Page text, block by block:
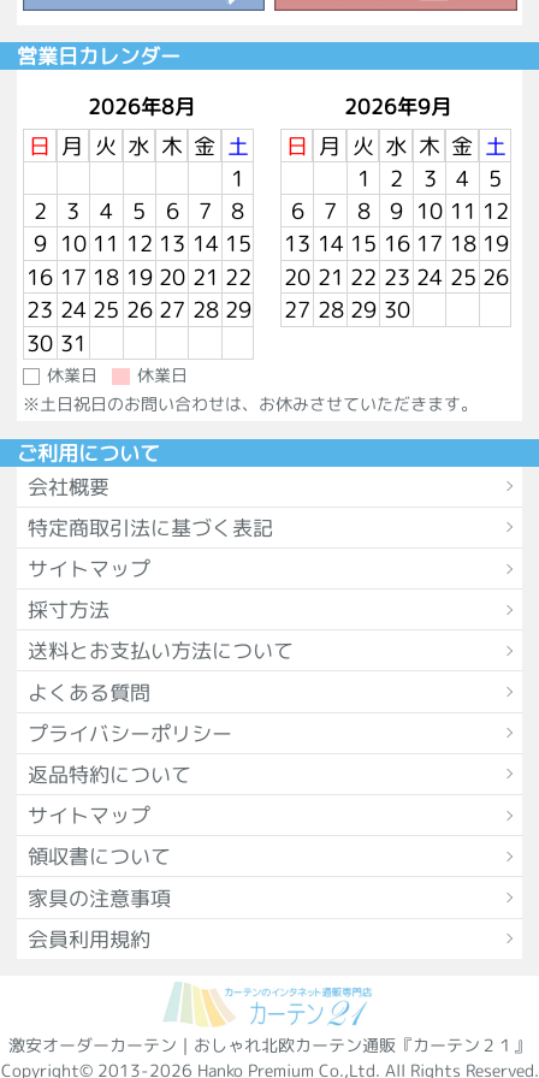
営業日カレンダー
2026年8月
日 月 火 水 木 金 土
1
2
3 4 5 6 7
8
9 10 11 12 13 14 15
16 17 18 19 20 21 22
23 24 25 26 27 28 29
30 31
2026年9月
日 月 火 水 木 金 土
1
2 3 4
5
6
7 8 9 10 11 12
13 14 15 16 17 18 19
20 21 22 23 24 25 26
27 28 29 30
休業日
休業日
※土日祝日のお問い合わせは、お休みさせていただきます。
ご利用について
会社概要
特定商取引法に基づく表記
サイトマップ
採寸方法
送料とお支払い方法について
よくある質問
プライバシーポリシー
返品特約について
サイトマップ
領収書について
家具の注意事項
会員利用規約
激安オーダーカーテン｜おしゃれ北欧カーテン通販『カーテン２１』
Copyright© 2013-2026 Hanko Premium Co.,Ltd. All Rights Reserved.